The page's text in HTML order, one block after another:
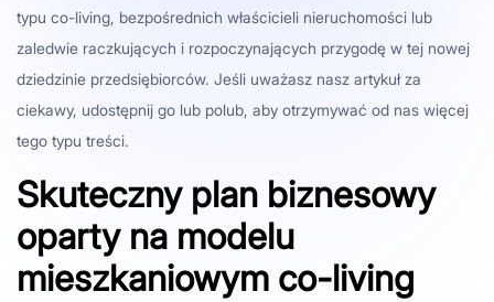
typu co-living, bezpośrednich właścicieli nieruchomości lub
zaledwie raczkujących i rozpoczynających przygodę w tej nowej
dziedzinie przedsiębiorców. Jeśli uważasz nasz artykuł za
ciekawy, udostępnij go lub polub, aby otrzymywać od nas więcej
tego typu treści.
Skuteczny plan biznesowy
oparty na modelu
mieszkaniowym co-living